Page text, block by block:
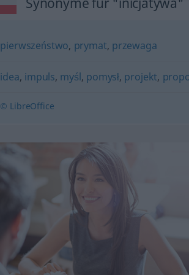
pierwszeństwo, prymat, przewaga
idea, impuls, myśl, pomysł, projekt,
© LibreOffice